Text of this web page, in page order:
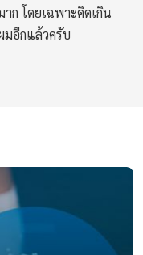
ก โดยเฉพาะคิดเกิน
มอีกแล้วครับ